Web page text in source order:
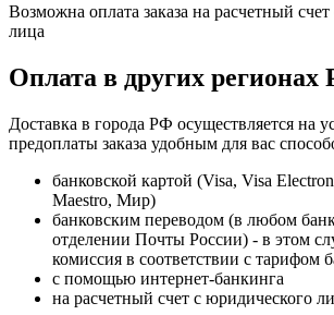
Возможна оплата заказа на расчетный
лица
Оплата в других регионах
Доставка в города РФ осуществляется на
предоплаты заказа удобным для вас
банковской картой (Visa, Visa
Maestro, Мир)
банковским переводом (в любом
отделении Почты России) - в этом
комиссия в соответствии с тарифом
с помощью интернет-банкинга
на расчетный счет с юридического